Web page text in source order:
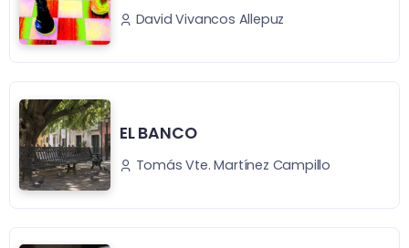
David Vivancos Allepuz
EL BANCO
Tomás Vte. Martínez Campillo